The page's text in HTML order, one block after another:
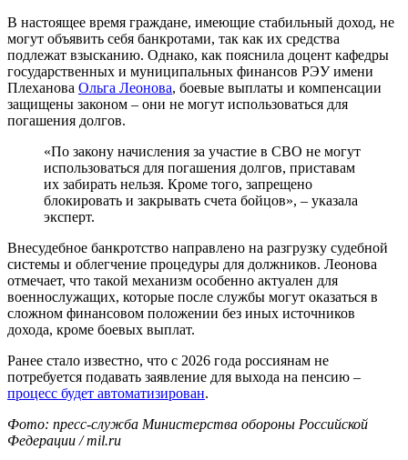
В настоящее время граждане, имеющие стабильный доход, не
могут объявить себя банкротами, так как их средства
подлежат взысканию. Однако, как пояснила доцент кафедры
государственных и муниципальных финансов РЭУ имени
Плеханова Ольга Леонова, боевые выплаты и компенсации
защищены законом – они не могут использоваться для
погашения долгов.
«По закону начисления за участие в СВО не могут
использоваться для погашения долгов, приставам
их забирать нельзя. Кроме того, запрещено
блокировать и закрывать счета бойцов», – указала
эксперт.
Внесудебное банкротство направлено на разгрузку судебной
системы и облегчение процедуры для должников. Леонова
отмечает, что такой механизм особенно актуален для
военнослужащих, которые после службы могут оказаться в
сложном финансовом положении без иных источников
дохода, кроме боевых выплат.
Ранее стало известно, что с 2026 года россиянам не
потребуется подавать заявление для выхода на пенсию –
процесс будет автоматизирован.
Фото: пресс-служба Министерства обороны Российской
Федерации /mil.ru